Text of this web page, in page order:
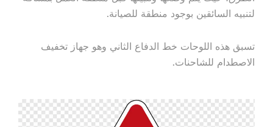
لتنبيه السائقين بوجود منطقة للصيانة.
تسبق هذه اللوحات خط الدفاع الثاني وهو جهاز تخفيف
الاصطدام للشاحنات.